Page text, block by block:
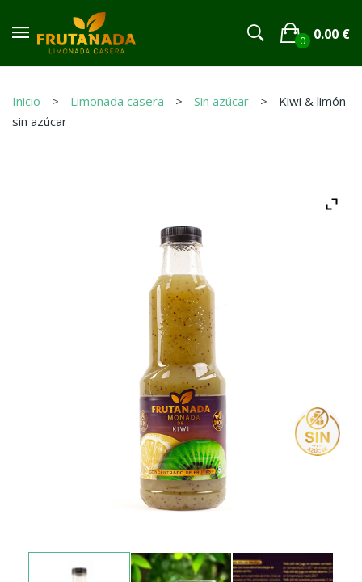
0 0.00 €
Inicio
Limonada casera Sin azúcar
Kiwi & limón
sin azúcar